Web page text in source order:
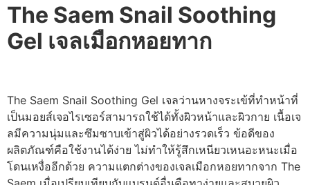
The Saem Snail Soothing
Gel เจลเมือกหอยทาก
The Saem Snail Soothing Gel เจลว่านหางจระเข้ที่ทำหน้าที่
เป็นมอยส์เจอไรเซอร์สามารถใช้ได้ทั้งผิวหน้าและผิวกาย เนื้อเจ
ลมีความนุ่มและซึมซาบเข้าสู่ผิวได้อย่างรวดเร็ว ข้อดีของ
ผลิตภัณฑ์คือใช้งานได้ง่าย ไม่ทำให้รู้สึกเหนียวเหนอะหนะเมื่อ
โดนเหงื่ออีกด้วย ความแตกต่างของเจลเมือกหอยทากจาก The